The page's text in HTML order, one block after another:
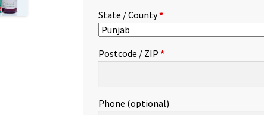
State / County*
Postcode / ZIP*
Phone (optional)